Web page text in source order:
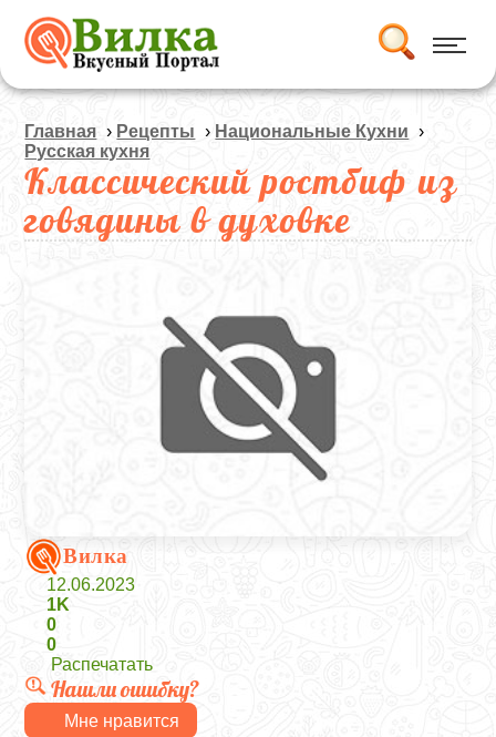
Главная › Рецепты › Национальные Кухни ›
Русская кухня
Классический ростбиф из
говядины в духовке
Вилка
12.06.2023
1K
0
0
Распечатать
Нашли ошибку?
Мне нравится